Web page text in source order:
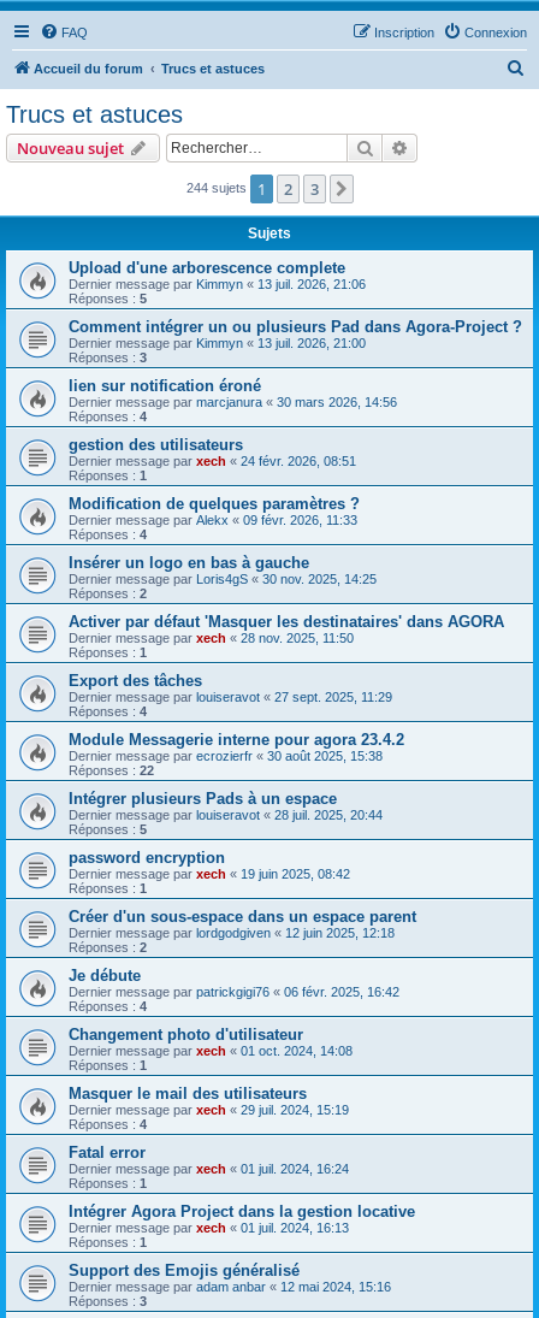
FAQ Connexion
Inscription
Accueil du forum Trucs et astuces
Trucs et astuces
Nouveau sujet Rechercher
244 sujets 1 2 3
Sujets
Upload d'une arborescence complete
Dernier message par Kimmyn « 13 juil. 2026, 21:06
Réponses : 5
Comment intégrer un ou plusieurs Pad dans Agora-Project ?
Dernier message par Kimmyn « 13 juil. 2026, 21:00
Réponses : 3
lien sur notification éroné
Dernier message par marcjanura « 30 mars 2026, 14:56
Réponses : 4
gestion des utilisateurs
Dernier message par xech « 24 févr. 2026, 08:51
Réponses : 1
Modification de quelques paramètres ?
Dernier message par Alekx « 09 févr. 2026, 11:33
Réponses : 4
Insérer un logo en bas à gauche
Dernier message par Loris4gS « 30 nov. 2025, 14:25
Réponses : 2
Activer par défaut 'Masquer les destinataires' dans AGORA
Dernier message par xech « 28 nov. 2025, 11:50
Réponses : 1
Export des tâches
Dernier message par louiseravot « 27 sept. 2025, 11:29
Réponses : 4
Module Messagerie interne pour agora 23.4.2
Dernier message par ecrozierfr « 30 août 2025, 15:38
Réponses : 22
Intégrer plusieurs Pads à un espace
Dernier message par louiseravot « 28 juil. 2025, 20:44
Réponses : 5
password encryption
Dernier message par xech « 19 juin 2025, 08:42
Réponses : 1
Créer d'un sous-espace dans un espace parent
Dernier message par lordgodgiven « 12 juin 2025, 12:18
Réponses : 2
Je débute
Dernier message par patrickgigi76 « 06 févr. 2025, 16:42
Réponses : 4
Changement photo d'utilisateur
Dernier message par xech « 01 oct. 2024, 14:08
Réponses : 1
Masquer le mail des utilisateurs
Dernier message par xech « 29 juil. 2024, 15:19
Réponses : 4
Fatal error
Dernier message par xech « 01 juil. 2024, 16:24
Réponses : 1
Intégrer Agora Project dans la gestion locative
Dernier message par xech « 01 juil. 2024, 16:13
Réponses : 1
Support des Emojis généralisé
Dernier message par adam anbar « 12 mai 2024, 15:16
Réponses : 3